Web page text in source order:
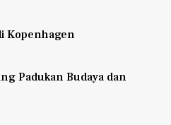
Kopenhagen
Padukan Budaya dan